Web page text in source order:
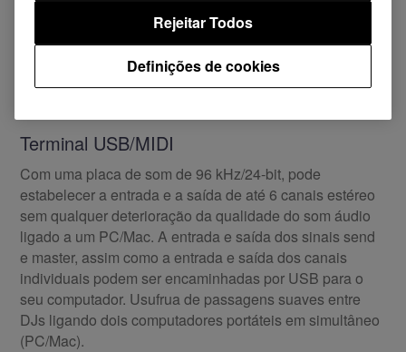
Terminal USB/MIDI
Com uma placa de som de 96 kHz/24-bit, pode
estabelecer a entrada e a saída de até 6 canais estéreo
sem qualquer deterioração da qualidade do som áudio
ligado a um PC/Mac. A entrada e saída dos sinais send
e master, assim como a entrada e saída dos canais
individuais podem ser encaminhadas por USB para o
seu computador. Usufrua de passagens suaves entre
DJs ligando dois computadores portáteis em simultâneo
(PC/Mac).
Definições de cookies
Rejeitar Todos